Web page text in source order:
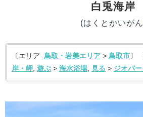
鳥取県フィルムコミッション
アクセス
会員ページ
白兎海岸
(はくとかいが
〔エリア: 鳥取・岩美エリア > 鳥取市〕
岸・岬 遊ぶ > 海水浴場 見る > ジオパー